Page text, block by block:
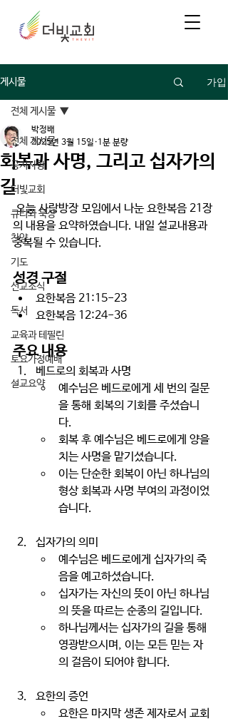
게시물 가입
전체 게시물
공지사항
더빛교회
큐티와 묵상
찬양
기도
선교소식
독서
교육과 테필린
토요가정예배
설교요약
전체 게시물
회복과 사명, 그리고 십자가의
길
박정배
2025년 3월 15일 1분 분량
오늘 사랑방장 모임에서 나눈 요한복음 21장
의 내용을 요약하였습니다. 내일 설교내용과
중복될 수 있습니다.
성경 구절
요한복음 21:15-23
요한복음 12:24-36
주요 내용
베드로의 회복과 사명
예수님은 베드로에게 세 번의 질문
을 통해 회복의 기회를 주셨습니
다.
회복 후 예수님은 베드로에게 양을
치는 사명을 맡기셨습니다.
이는 단순한 회복이 아닌 하나님의
형상 회복과 사명 부여의 과정이었
습니다.
십자가의 의미
예수님은 베드로에게 십자가의 죽
음을 예고하셨습니다.
십자가는 자신의 뜻이 아닌 하나님
의 뜻을 따르는 순종의 길입니다.
하나님께서는 십자가의 길을 통해
영광받으시며, 이는 모든 믿는 자
의 걸음이 되어야 합니다.
요한의 증언
요한은 마지막 생존 제자로서 교회